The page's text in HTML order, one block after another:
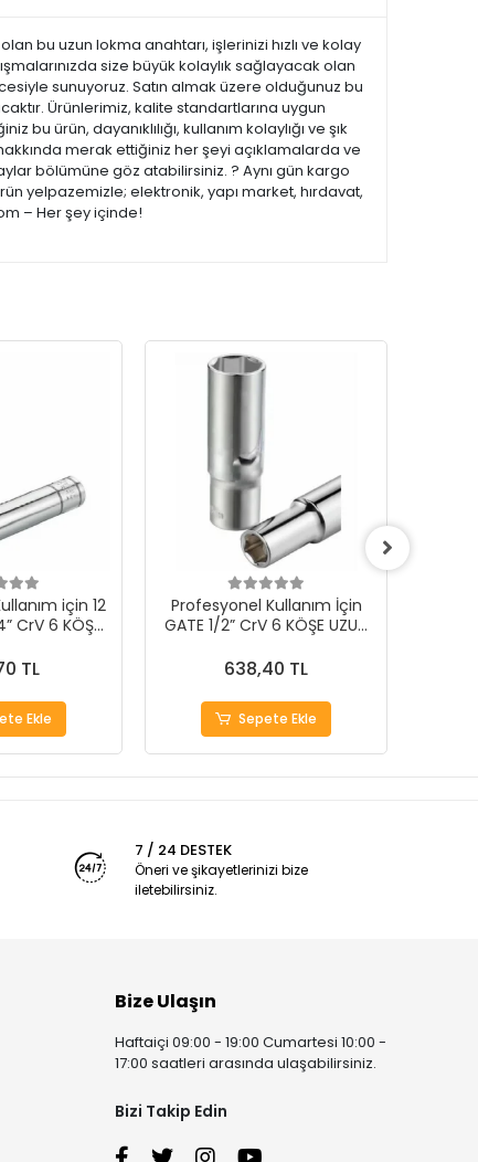
bu uzun lokma anahtarı, işlerinizi hızlı ve kolay
size büyük kolaylık sağlayacak olan
sunuyoruz. Satın almak üzere olduğunuz bu
Ürünlerimiz, kalite standartlarına uygun
ürün, dayanıklılığı, kullanım kolaylığı ve şık
merak ettiğiniz her şeyi açıklamalarda ve
bölümüne göz atabilirsiniz. ? Aynı gün kargo
yelpazemizle; elektronik, yapı market, hırdavat,
– Her şey içinde!
için 12
CrV 6 KÖŞE
TL
Ekle
Profesyonel Kullanım İçin
GATE 1/2” CrV 6 KÖŞE UZUN
638,40 TL
Sepete Ekle
7 / 24 DESTEK
Öneri ve şikayetlerinizi bize
iletebilirsiniz.
Bize Ulaşın
Haftaiçi 09:00 - 19:00 Cumartesi 10:00 -
17:00 saatleri arasında ulaşabilirsiniz.
Bizi Takip Edin